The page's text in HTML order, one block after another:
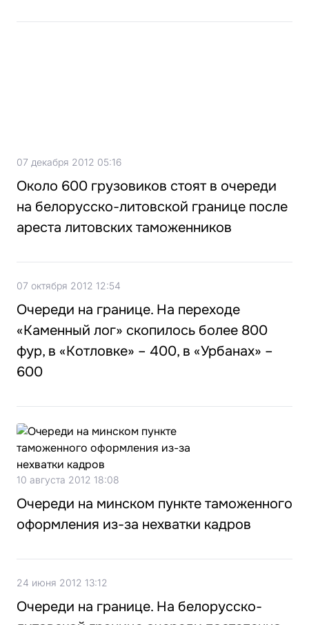
07 декабря 2012 05:16
Около 600 грузовиков стоят в очереди
на белорусско-литовской границе после
ареста литовских таможенников
07 октября 2012 12:54
Очереди на границе. На переходе
«Каменный лог» скопилось более 800
фур, в «Котловке» – 400, в «Урбанах» –
600
10 августа 2012 18:08
Очереди на минском пункте таможенного
оформления из-за нехватки кадров
24 июня 2012 13:12
Очереди на границе. На белорусско-